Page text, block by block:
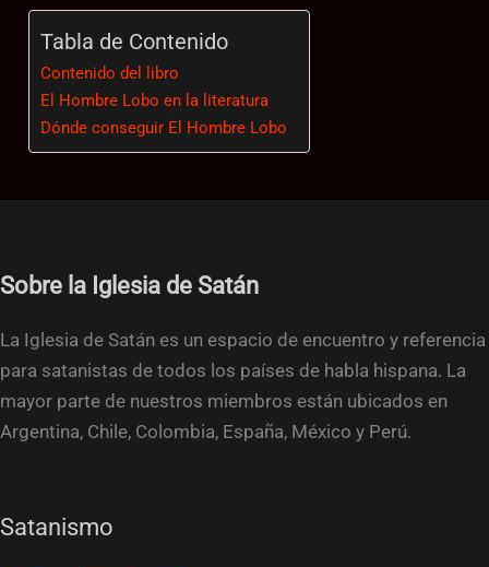
Tabla de Contenido
Contenido del libro
El Hombre Lobo en la literatura
Dónde conseguir El Hombre Lobo
Sobre la Iglesia de Satán
La Iglesia de Satán es un espacio de encuentro y referencia
para satanistas de todos los países de habla hispana. La
mayor parte de nuestros miembros están ubicados en
Argentina, Chile, Colombia, España, México y Perú.
Satanismo